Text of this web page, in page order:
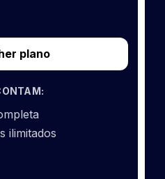
plano
ilimitados